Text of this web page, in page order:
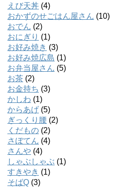
えび天丼 (4)
おかずのせごはん屋さん (10)
おでん (2)
おにぎり (1)
お好み焼き (3)
お好み焼広島 (1)
お弁当屋さん (5)
お茶 (2)
お金持ち (3)
かしわ (1)
からあげ (5)
ぎっくり腰 (2)
くだもの (2)
さぼてん (4)
さんや (4)
しゃぶしゃぶ (1)
すきやき (1)
そばQ (3)